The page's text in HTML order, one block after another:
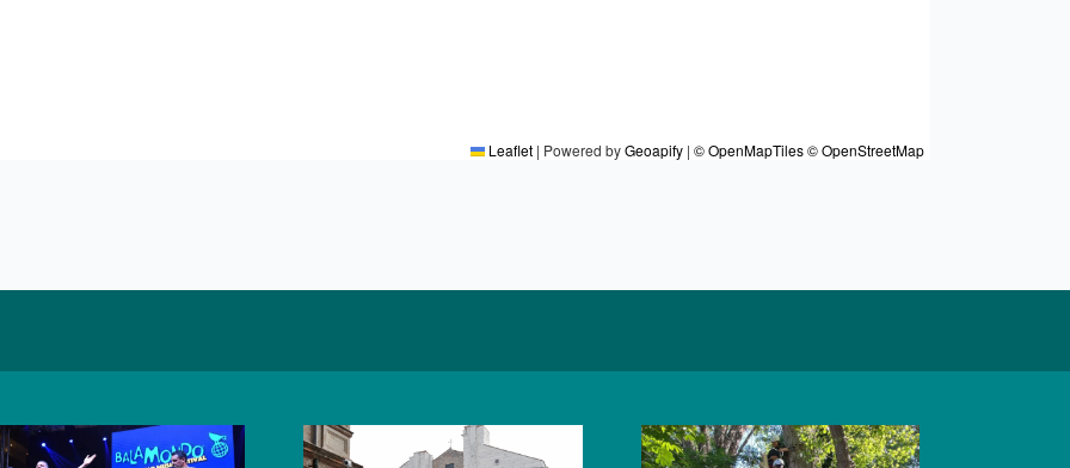
Leaflet | Powered byGeoapify | © OpenMapTiles© OpenStreetMap